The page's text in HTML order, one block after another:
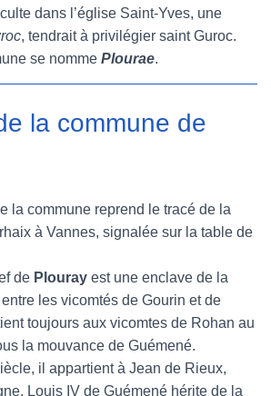
dans l’église Saint-Yves, une
, tendrait à privilégier saint Guroc.
se nomme Plourae.
la commune de
la commune reprend le tracé de la
à Vannes, signalée sur la table de
de Plouray est une enclave de la
les vicomtés de Gourin et de
toujours aux vicomtes de Rohan au
la mouvance de Guémené.
il appartient à Jean de Rieux,
Louis IV de Guémené hérite de la